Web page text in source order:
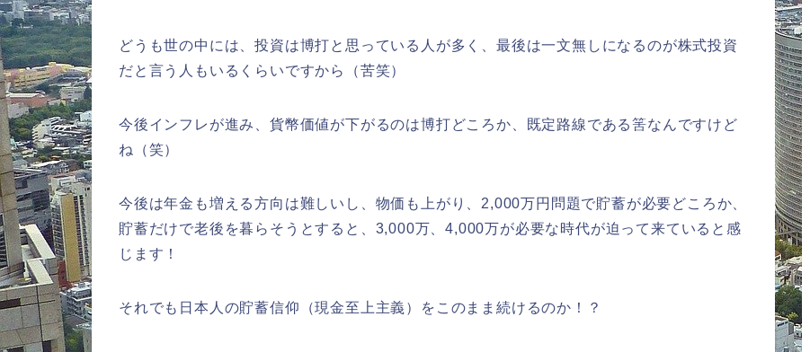
どうも世の中には、投資は博打と思っている人が多く、最後は一文無しになるのが株式投資
だと言う人もいるくらいですから（苦笑）
今後インフレが進み、貨幣価値が下がるのは博打どころか、既定路線である筈なんですけど
ね（笑）
今後は年金も増える方向は難しいし、物価も上がり、2,000万円問題で貯蓄が必要どころか、
貯蓄だけで老後を暮らそうとすると、3,000万、4,000万が必要な時代が迫って来ていると感
じます！
それでも日本人の貯蓄信仰（現金至上主義）をこのまま続けるのか！？